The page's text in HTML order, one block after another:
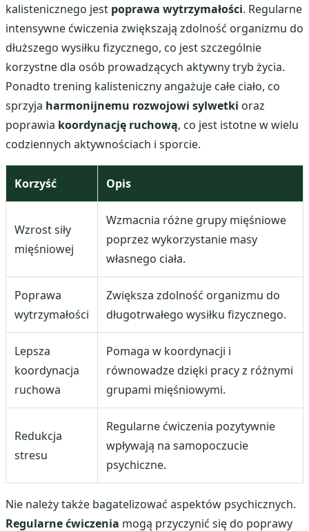
kalistenicznego jest poprawa wytrzymałości. Regularne
intensywne ćwiczenia zwiększają zdolność organizmu do
dłuższego wysiłku fizycznego, co jest szczególnie
korzystne dla osób prowadzących aktywny tryb życia.
Ponadto trening kalisteniczny angażuje całe ciało, co
sprzyja harmonijnemu rozwojowi sylwetki oraz
poprawia koordynację ruchową, co jest istotne w wielu
codziennych aktywnościach i sporcie.
Korzyść Opis
Wzrost siły
mięśniowej
Wzmacnia różne grupy mięśniowe
poprzez wykorzystanie masy
własnego ciała.
Poprawa
wytrzymałości
Zwiększa zdolność organizmu do
długotrwałego wysiłku fizycznego.
Lepsza
koordynacja
ruchowa
Pomaga w koordynacji i
równowadze dzięki pracy z różnymi
grupami mięśniowymi.
Redukcja
stresu
Regularne ćwiczenia pozytywnie
wpływają na samopoczucie
psychiczne.
Nie należy także bagatelizować aspektów psychicznych.
Regularne ćwiczenia mogą przyczynić się do poprawy